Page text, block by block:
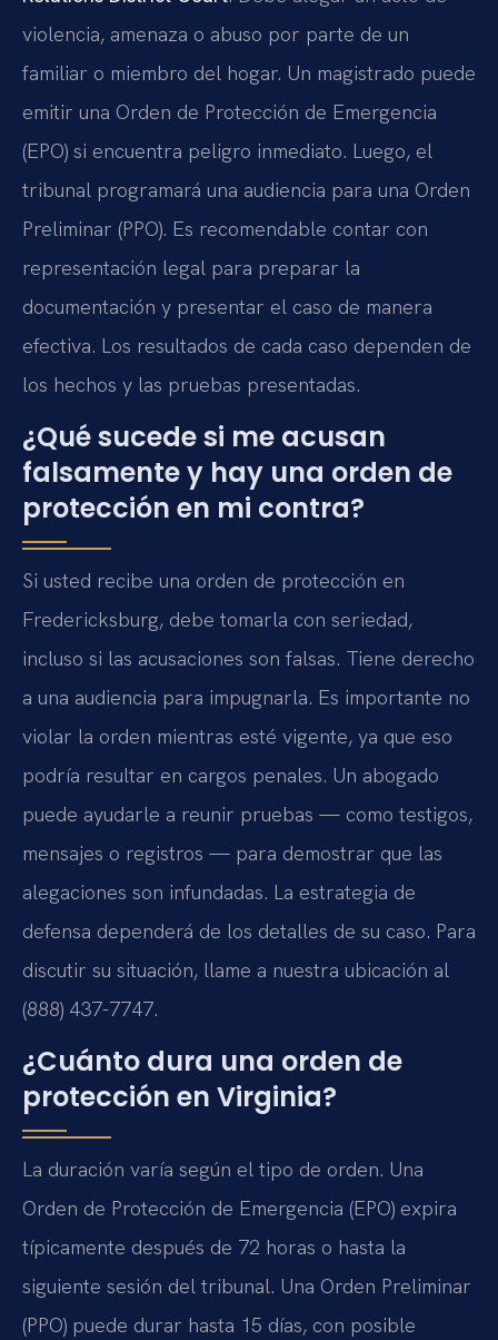
violencia, amenaza o abuso por parte de un
familiar o miembro del hogar. Un magistrado puede
emitir una Orden de Protección de Emergencia
(EPO) si encuentra peligro inmediato. Luego, el
tribunal programará una audiencia para una Orden
Preliminar (PPO). Es recomendable contar con
representación legal para preparar la
documentación y presentar el caso de manera
efectiva. Los resultados de cada caso dependen de
los hechos y las pruebas presentadas.
¿Qué sucede si me acusan
falsamente y hay una orden de
protección en mi contra?
Si usted recibe una orden de protección en
Fredericksburg, debe tomarla con seriedad,
incluso si las acusaciones son falsas. Tiene derecho
a una audiencia para impugnarla. Es importante no
violar la orden mientras esté vigente, ya que eso
podría resultar en cargos penales. Un abogado
puede ayudarle a reunir pruebas — como testigos,
mensajes o registros — para demostrar que las
alegaciones son infundadas. La estrategia de
defensa dependerá de los detalles de su caso. Para
discutir su situación, llame a nuestra ubicación al
(888) 437-7747.
¿Cuánto dura una orden de
protección en Virginia?
La duración varía según el tipo de orden. Una
Orden de Protección de Emergencia (EPO) expira
típicamente después de 72 horas o hasta la
siguiente sesión del tribunal. Una Orden Preliminar
(PPO) puede durar hasta 15 días, con posible